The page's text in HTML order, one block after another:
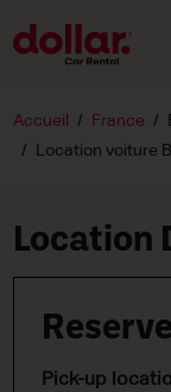
Accueil France
Location voiture
Location
Pick-up